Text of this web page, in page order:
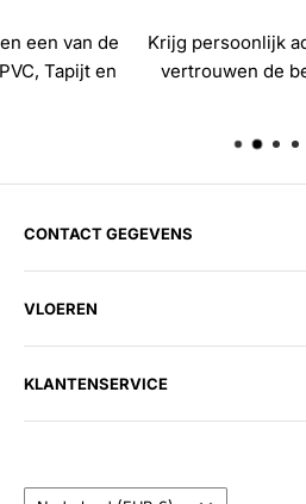
Deskundig
Krijg persoonlijk advies van ons
vertrouwen de beste keuze
ruimte tot
CONTACT GEGEVENS
Harman Vloerenloods
Spitsbergen 1, 1505 EG Zaandam
Telefoon:075 202 27 58
E-mail:
Openingstijden:
Zondag: Gesloten
VLOEREN
PVC
Tapijt
KLANTENSERVICE